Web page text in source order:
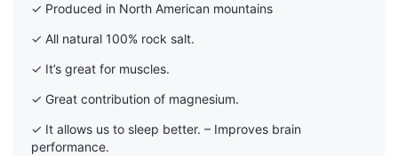
✓ Produced in North American mountains
✓ All natural 100% rock salt.
✓ It’s great for muscles.
✓ Great contribution of magnesium.
✓ It allows us to sleep better. – Improves brain
performance.